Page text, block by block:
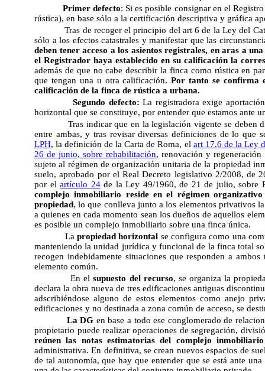
Primer defecto: Si es posible consignar en el
rústica), en base sólo a la certificación descriptiva y gráfica
Tras de recoger el principio del art 6 de la Ley del
sólo a los efectos catastrales y manifestar que las
deben tener acceso a los asientos registrales, en aras a
el Registrador haya establecido en su calificación la
además de que no cabe describir la finca como rústica en
que tengan una u otra calificación. Por tanto se confirma
calificación de la finca de rústica a urbana.
Segundo defecto: La registradora exige
horizontal que se constituye, por entender que estamos ante
Tras indicar que en la legislación vigente se deben
entre ambas, y tras revisar diversas definiciones de lo que
LPH, la definición de la Carta de Roma, el art 17.6 de la Ley
26 de junio, sobre rehabilitación, renovación y
sujeto al régimen de organización unitaria de la propiedad
suelo, aprobado por el Real Decreto legislativo 2/2008, de
por el artículo 24 de la Ley 49/1960, de 21 de julio, sobre
complejo inmobiliario reside en el régimen
propiedad, lo que conlleva junto a los elementos privativos
a quienes en cada momento sean los dueños de aquellos
es posible un complejo inmobiliario sobre una finca única.
La propiedad horizontal se configura como una
manteniendo la unidad jurídica y funcional de la finca total
recogen indebidamente situaciones que responden a
elemento común.
En el supuesto del recurso, se organiza la
declara la obra nueva de tres edificaciones antiguas
adscribiéndose alguno de estos elementos como anejo
edificaciones y no destinada a zona común de acceso, se
La DG en base a todo ese conglomerado de
propietario puede realizar operaciones de segregación,
reúnen las notas estimatorias del complejo
administrativa. En definitiva, se crean nuevos espacios de
de tal autonomía, que hay que entender que se está ante